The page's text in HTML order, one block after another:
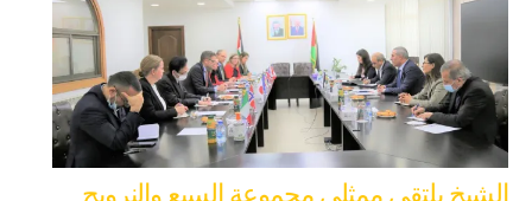
الشيخ يلتقي ممثلي مجموعة السبع والنرويج